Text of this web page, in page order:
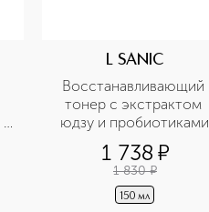
L SANIC
Восстанавливающий
тонер с экстрактом
юдзу и пробиотиками
1 738 ¤
1 830 ¤
150 мл